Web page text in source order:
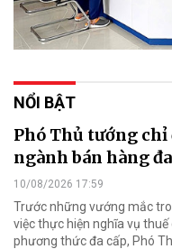
NỔI BẬT
Phó Thủ tướng
ngành bán hàng
10/08/2026 17:59
Trước những vướng mắc
việc thực hiện nghĩa vụ
phương thức đa cấp, Phó